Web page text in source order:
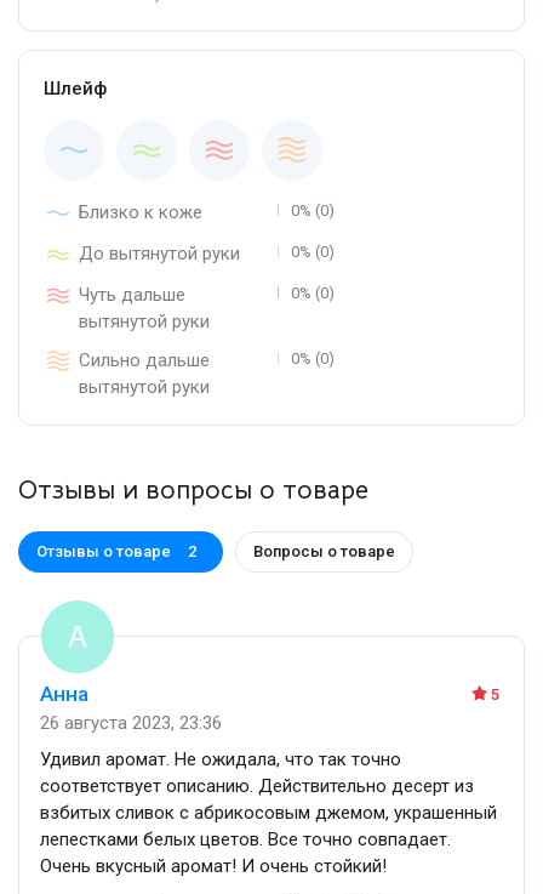
Шлейф
Близко к коже 0% (0)
До вытянутой руки 0% (0)
Чуть дальше
вытянутой руки
0% (0)
Сильно дальше
вытянутой руки
0% (0)
Отзывы и вопросы о товаре
Отзывы о товаре 2 Вопросы о товаре
5
Анна
26 августа 2023, 23:36
Удивил аромат. Не ожидала, что так точно
соответствует описанию. Действительно десерт из
взбитых сливок с абрикосовым джемом, украшенный
лепестками белых цветов. Все точно совпадает.
Очень вкусный аромат! И очень стойкий!